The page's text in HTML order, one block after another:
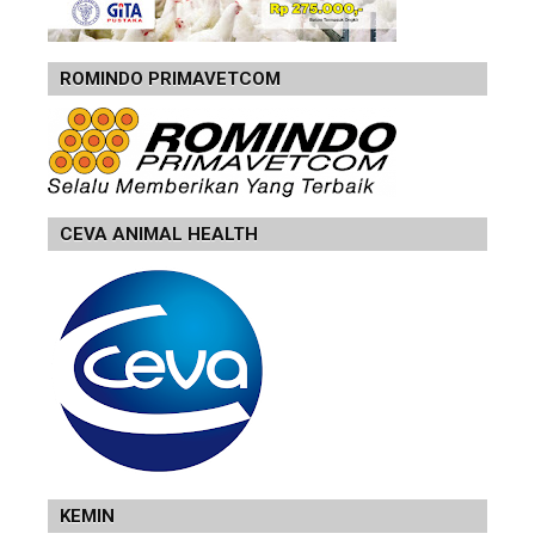
ROMINDO PRIMAVETCOM
CEVA ANIMAL HEALTH
KEMIN